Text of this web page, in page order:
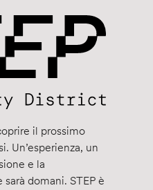
il prossimo
Un’esperienza, un
e la
domani. STEP è